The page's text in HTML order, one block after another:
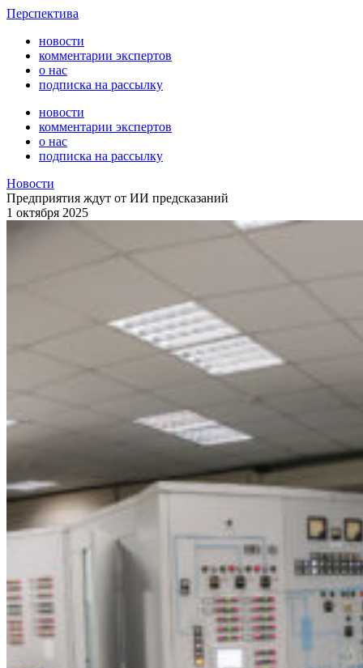
Перспектива
новости
комментарии экспертов
о нас
подписка на рассылку
новости
комментарии экспертов
о нас
подписка на рассылку
Новости
Предприятия ждут от ИИ предсказаний
1 октября 2025